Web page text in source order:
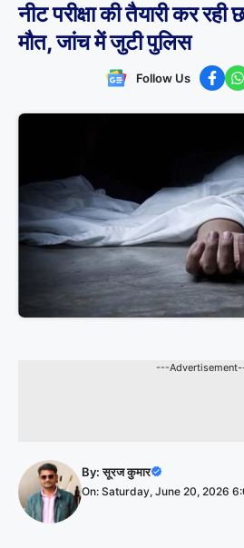
नीट परीक्षा की तैयारी कर रही
मौत, जांच में जुटी पुलिस
Follow Us
---
By:सूरज कुमार
On: Saturday, June 20, 2026